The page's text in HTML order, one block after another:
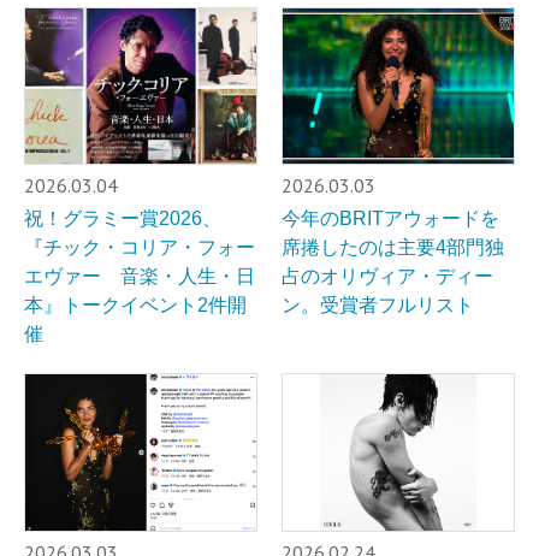
2026.03.04
祝！グラミー賞2026、
『チック・コリア・フォー
エヴァー 音楽・人生・日
本』トークイベント2件開
催
2026.03.03
今年のBRITアウォードを
席捲したのは主要4部門独
占のオリヴィア・ディー
ン。受賞者フルリスト